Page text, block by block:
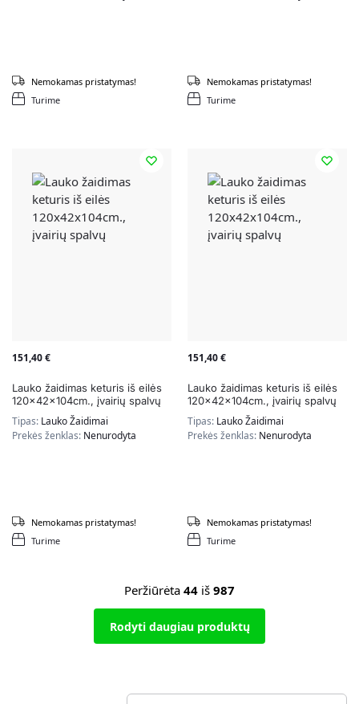
Turime
Nemokamas pristatymas!
Turime
Nemokamas pristatymas!
151,40€
Lauko žaidimas keturis iš eilės
120x42x104cm., įvairių spalvų
Tipas: Lauko Žaidimai
Prekės ženklas: Nenurodyta
Turime
Nemokamas pristatymas!
151,40€
Lauko žaidimas keturis iš eilės
120x42x104cm., įvairių spalvų
Tipas: Lauko Žaidimai
Prekės ženklas: Nenurodyta
Turime
Nemokamas pristatymas!
Peržiūrėta 44 iš 987
Rodyti daugiau produktų